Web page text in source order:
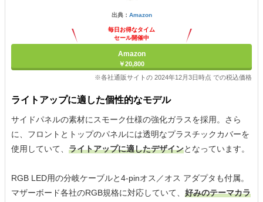
出典： Amazon
毎日お得なタイム
セール開催中
Amazon
￥20,800
※各社通販サイトの 2024年12月3日時点 での税込価格
ライトアップに適した個性的なモデル
サイドパネルの素材にスモーク仕様の強化ガラスを採用。さら
に、フロントとトップのパネルには透明なプラスチックカバーを
使用していて、 ライトアップに適したデザインとなっています。
RGB LED用の分岐ケーブルと4-pinオス／オス アダプタも付属。
マザーボード各社のRGB規格に対応していて、 好みのテーマカラ